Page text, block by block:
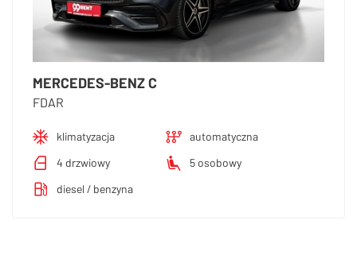
MERCEDES-BENZ C
FDAR
klimatyzacja
automatyczna
4 drzwiowy
5 osobowy
diesel / benzyna